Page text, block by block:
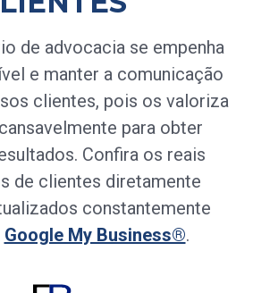
de advocacia se empenha
e manter a comunicação
clientes, pois os valoriza
para obter
Confira os reais
de clientes diretamente
constantemente
Google My Business®.